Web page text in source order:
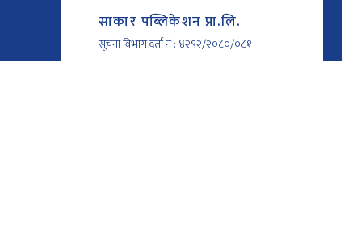
साकार पब्लिकेशन प्रा.लि.
सूचना विभाग दर्ता नं : ४२९२/२०८०/०८१